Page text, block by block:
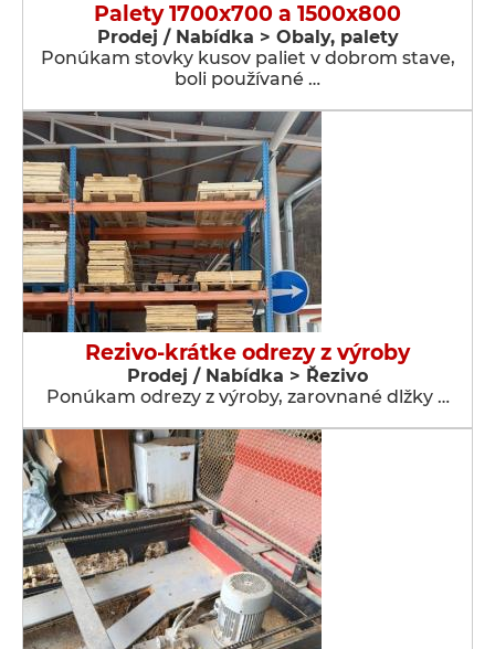
Palety 1700x700 a 1500x800
Prodej / Nabídka > Obaly, palety
Ponúkam stovky kusov paliet v dobrom stave,
boli používané …
Rezivo-krátke odrezy z výroby
Prodej / Nabídka > Řezivo
Ponúkam odrezy z výroby, zarovnané dlžky …